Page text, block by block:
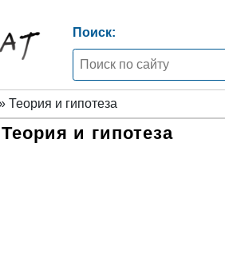
Поиск:
Теория и гипотеза
Теория и гипотеза